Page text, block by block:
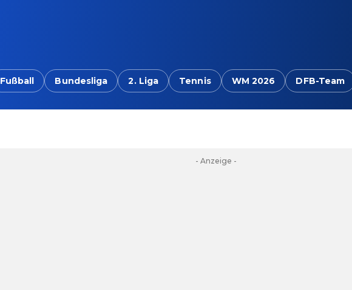
Fußball Bundesliga 2. Liga Tennis WM 2026 DFB-Team
- Anzeige -